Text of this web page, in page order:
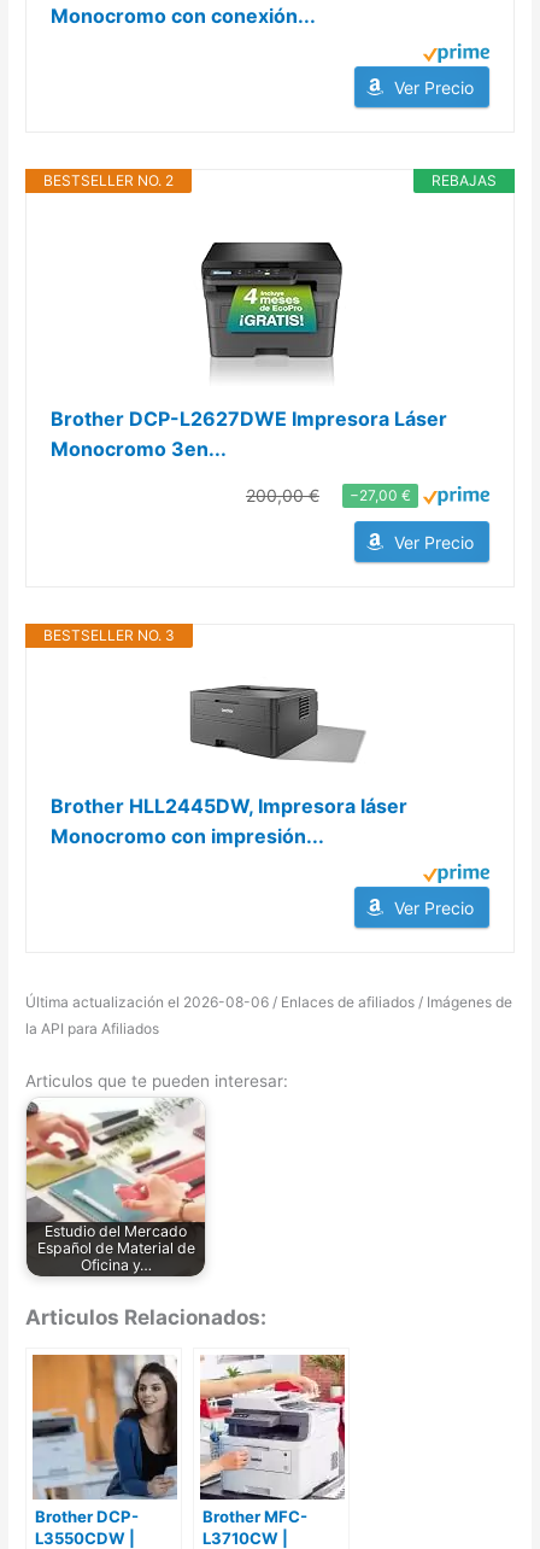
Monocromo con conexión...
Ver Precio
REBAJAS
BESTSELLER NO. 2
Brother DCP-L2627DWE Impresora Láser
Monocromo 3en...
200,00 € −27,00 €
Ver Precio
BESTSELLER NO. 3
Brother HLL2445DW, Impresora láser
Monocromo con impresión...
Ver Precio
Última actualización el 2026-08-06 / Enlaces de afiliados / Imágenes de
la API para Afiliados
Articulos que te pueden interesar:
Estudio del Mercado
Español de Material de
Oficina y…
Articulos Relacionados:
Brother DCP-
L3550CDW |
Brother MFC-
L3710CW |